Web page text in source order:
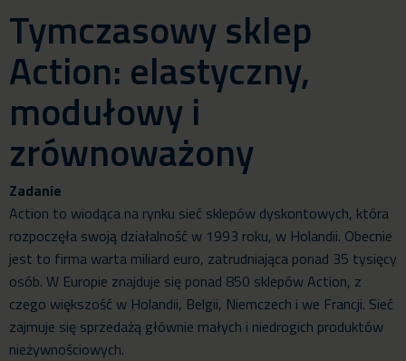
Tymczasowy sklep
Action: elastyczny,
modułowy i
zrównoważony
Zadanie
Action to wiodąca na rynku sieć sklepów dyskontowych, która
rozpoczęła swoją działalność w 1993 roku, w Holandii. Obecnie
jest to firma warta miliard euro, zatrudniająca ponad 35 tysięcy
osób. W Europie znajduje się ponad 850 sklepów Action, z
czego większość w Holandii, Belgii, Niemczech i we Francji. Sieć
zajmuje się sprzedażą głównie małych i niedrogich produktów
nieżywnościowych.